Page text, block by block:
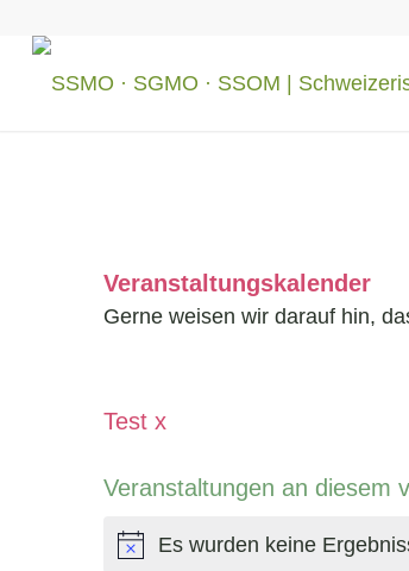
Veranstaltungskalender
Gerne weisen wir darauf hin,
Test x
Veranstaltungen an diesem
Hinweis
Es wurden keine